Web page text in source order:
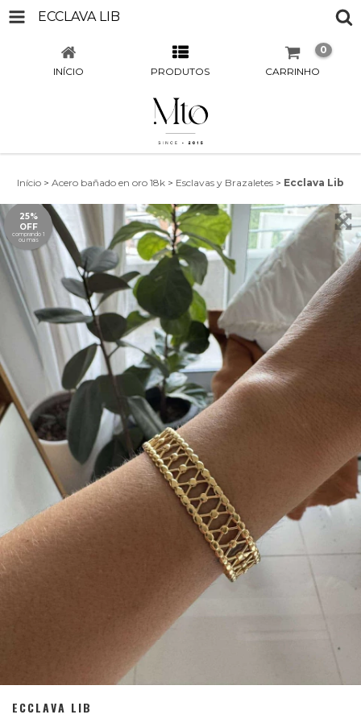
ECCLAVA LIB
INÍCIO PRODUTOS CARRINHO
0
Início > Acero bañado en oro 18k > Esclavas y Brazaletes > Ecclava Lib
25%
OFF
comprando 1
ou mais
ECCLAVA LIB